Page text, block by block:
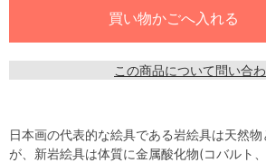
この商品について問い合
日本画の代表的な絵具である岩絵具は天然
が、新岩絵具は体質に金属酸化物(コバルト